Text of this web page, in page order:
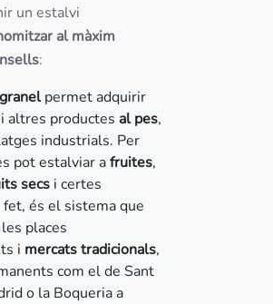
un estalvi
al màxim
:
permet adquirir
altres productes al pes,
industrials. Per
pot estalviar afruites,
secs i certes
fet, és el sistema que
places
i mercats tradicionals,
com el de Sant
o la Boqueria a